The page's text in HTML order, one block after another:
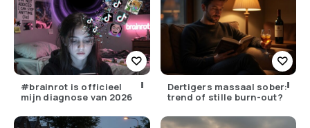
#brainrot is officieel
mijn diagnose van 2026
Dertigers massaal sober:
trend of stille burn-out?